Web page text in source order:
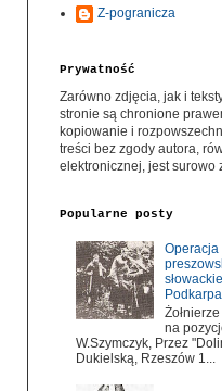
Z-pogranicza
Prywatność
Zarówno zdjęcia, jak i
stronie są chronione
kopiowanie i
treści bez zgody autora,
elektronicznej, jest surowo
Popularne posty
na
W.Szymczyk, Przez
Dukielską, Rzeszów 1...